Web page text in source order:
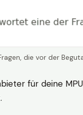
die vor der
für deine